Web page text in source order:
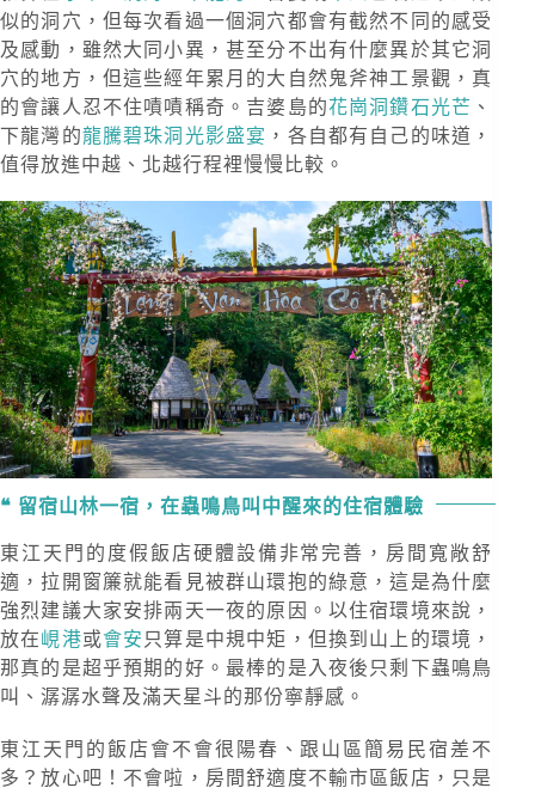
似的洞穴，但每次看過一個洞穴都會有截然不同的感受
及感動，雖然大同小異，甚至分不出有什麼異於其它洞
穴的地方，但這些經年累月的大自然鬼斧神工景觀，真
的會讓人忍不住嘖嘖稱奇。吉婆島的花崗洞鑽石光芒 、
下龍灣的龍騰碧珠洞光影盛宴 ，各自都有自己的味道，
值得放進中越、北越行程裡慢慢比較。
留宿山林一宿，在蟲鳴鳥叫中醒來的住宿體驗
東江天門的度假飯店硬體設備非常完善，房間寬敞舒
適，拉開窗簾就能看見被群山環抱的綠意，這是為什麼
強烈建議大家安排兩天一夜的原因。以住宿環境來說，
放在峴港或會安 只算是中規中矩，但換到山上的環境，
那真的是超乎預期的好。最棒的是入夜後只剩下蟲鳴鳥
叫、潺潺水聲及滿天星斗的那份寧靜感。
東江天門的飯店會不會很陽春、跟山區簡易民宿差不
多？放心吧！不會啦，房間舒適度不輸市區飯店，只是